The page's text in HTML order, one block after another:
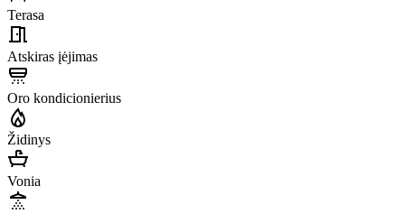
Terasa
Atskiras įėjimas
Oro kondicionierius
Židinys
Vonia